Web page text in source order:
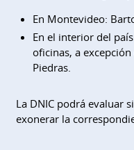
En Montevideo:
En el interior del
oficinas, a
Piedras.
​​​​​​La DNIC podrá evaluar
exonerar la